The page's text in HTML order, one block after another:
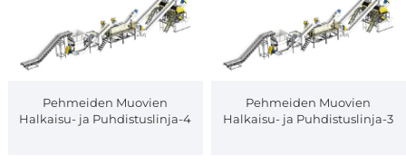
Pehmeiden Muovien
Halkaisu- ja Puhdistuslinja-4
Pehmeiden Muovien
Halkaisu- ja Puhdistuslinja-3